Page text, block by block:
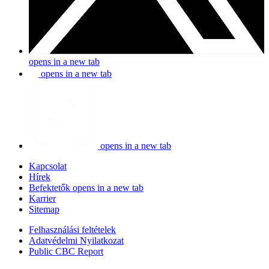
opens in a new tab
opens in a new tab
opens in a new tab
Kapcsolat
Hírek
Befektetők opens in a new tab
Karrier
Sitemap
Felhasználási feltételek
Adatvédelmi Nyilatkozat
Public CBC Report